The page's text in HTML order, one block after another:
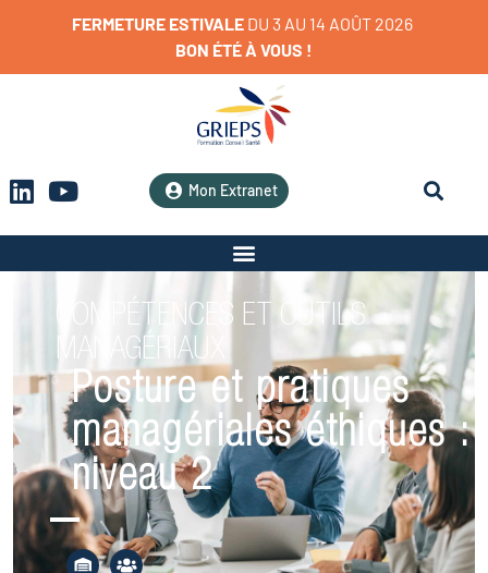
FERMETURE ESTIVALE DU 3 AU 14 AOÛT 2026
BON ÉTÉÀ VOUS !
Mon Extranet
COMPÉTENCES ET OUTILS
MANAGÉRIAUX
Posture et pratiques
managériales éthiques :
niveau 2